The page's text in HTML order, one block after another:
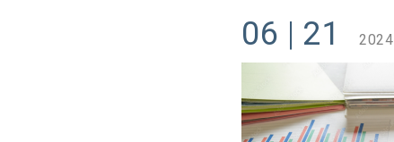
06 21 2024